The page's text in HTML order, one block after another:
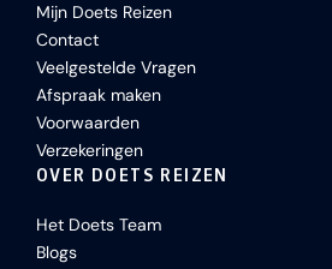
Mijn Doets Reizen
Contact
Veelgestelde Vragen
Afspraak maken
Voorwaarden
Verzekeringen
OVER DOETS REIZEN
Het Doets Team
Blogs